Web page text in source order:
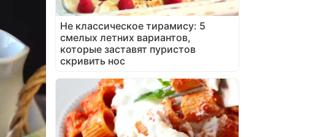
Не классическое тирамису: 5
смелых летних вариантов,
которые заставят пуристов
скривить нос